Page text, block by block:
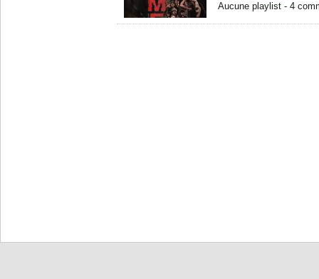
Aucune playlist - 4